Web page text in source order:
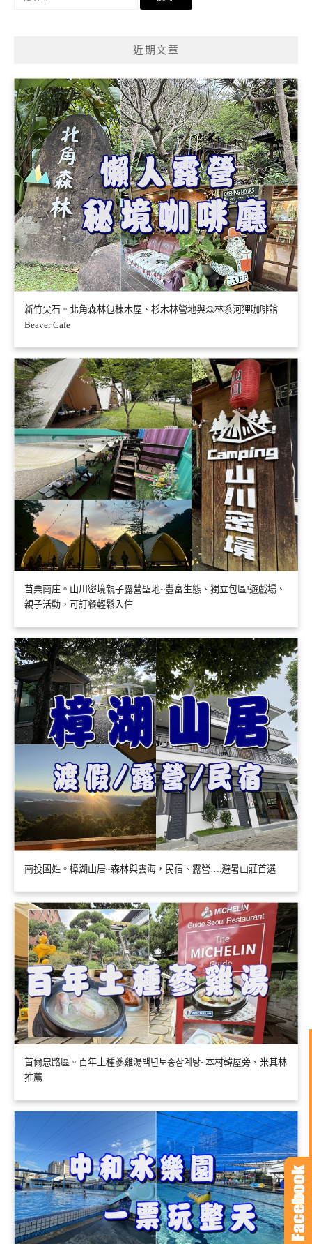
近期文章
新竹尖石。北角森林包棟木屋、杉木林營地與森林系河狸咖啡館
Beaver Cafe
苗栗南庄。山川密境親子露營聖地~豐富生態、獨立包區!遊戲場、
親子活動，可訂餐輕鬆入住
南投國姓。樟湖山居~森林與雲海，民宿、露營….避暑山莊首選
首爾忠路區。百年土種蔘雞湯백년토종삼계탕~本村韓屋旁、米其林
推薦